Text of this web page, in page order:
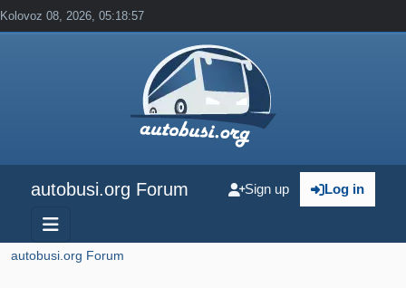
Kolovoz 08, 2026, 05:18:57
autobusi.org Forum Log in
Sign up
autobusi.org Forum